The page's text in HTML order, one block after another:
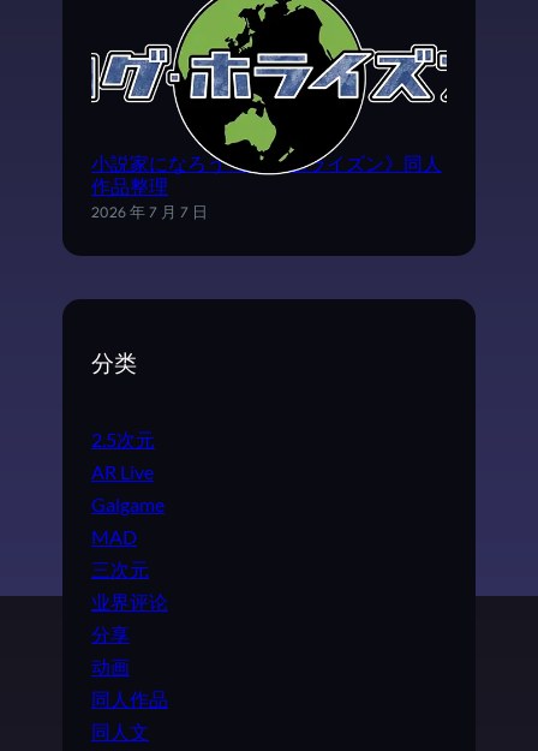
小説家になろう《ログ·ホライズン》同人
作品整理
2026 年 7 月 7 日
分类
2.5次元
AR Live
Galgame
MAD
三次元
业界评论
分享
动画
同人作品
同人文